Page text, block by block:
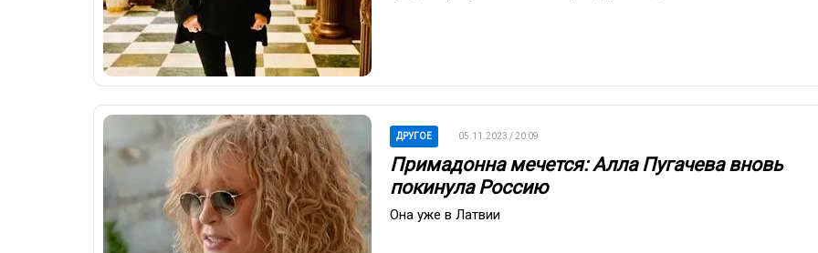
ДРУГОЕ 05.11.2023 / 20:09
Примадонна мечется: Алла Пугачева вновь
покинула Россию
Она уже в Латвии